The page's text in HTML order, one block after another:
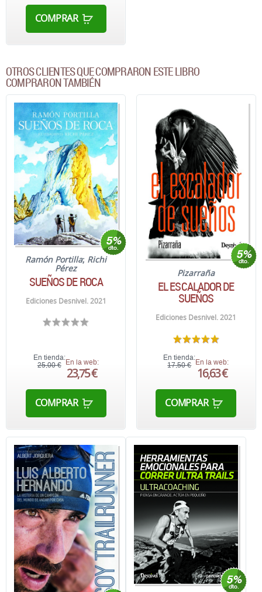
COMPRAR
OTROS CLIENTES QUE COMPRARON ESTE LIBRO
COMPRARON TAMBIÉN
Ramón Portilla; Richi
Pérez
SUEÑOS DE ROCA
Ediciones Desnivel. 2021
En tienda:
25,00 € En la web:
23,75 €
COMPRAR
Pizarraña
EL ESCALADOR DE
SUEÑOS
Ediciones Desnivel. 2021
En tienda:
17,50 €
En la web:
16,63 €
COMPRAR